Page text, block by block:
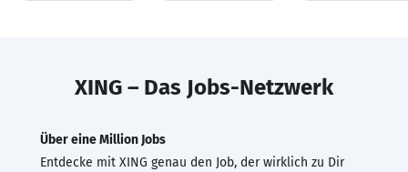
XING – Das Jobs-Netzwerk
Über eine Million Jobs
Entdecke mit XING genau den Job, der wirklich zu Dir